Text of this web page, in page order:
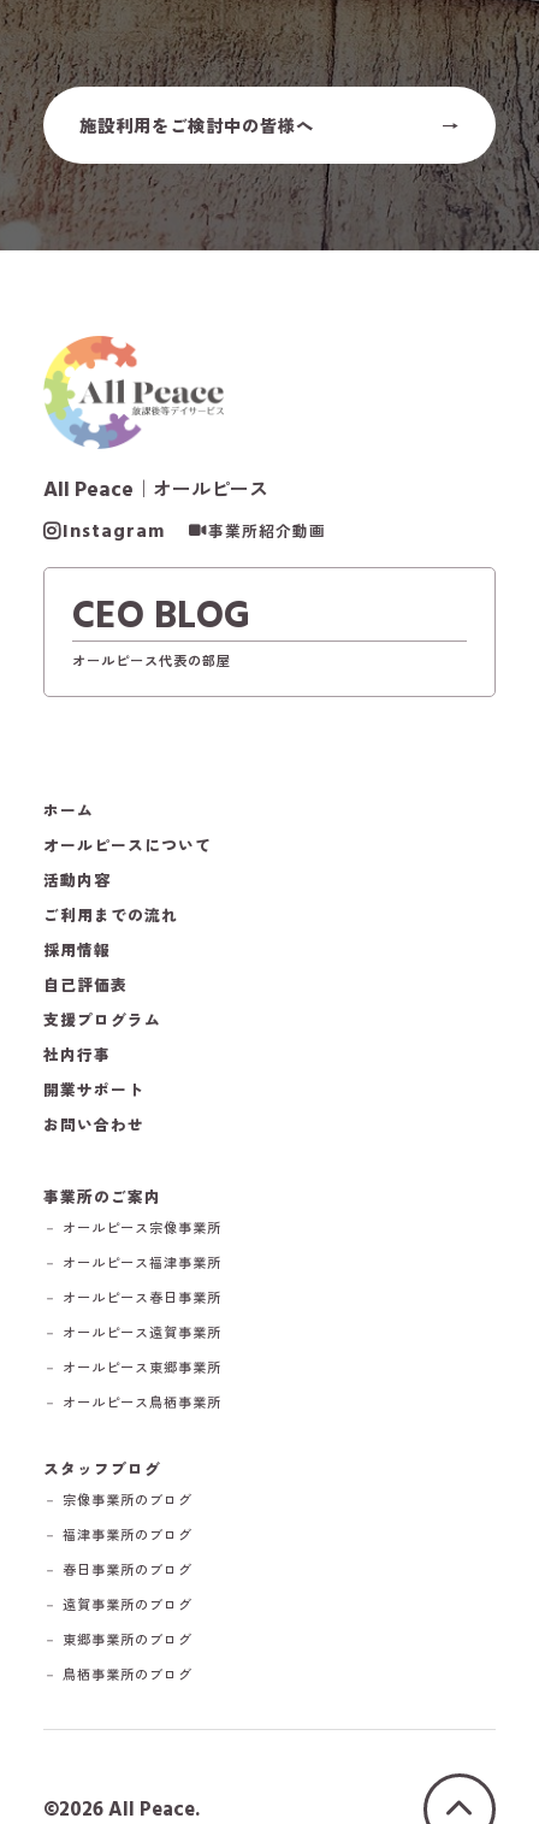
施設利用をご検討中の皆様へ
All Peace ｜オールピース
Instagram 事業所紹介動画
CEO BLOG
オールピース代表の部屋
ホーム
オールピースについて
活動内容
ご利用までの流れ
採用情報
自己評価表
支援プログラム
社内行事
開業サポート
お問い合わせ
事業所のご案内
－ オールピース宗像事業所
－ オールピース福津事業所
－ オールピース春日事業所
－ オールピース遠賀事業所
－ オールピース東郷事業所
－ オールピース鳥栖事業所
スタッフブログ
－ 宗像事業所のブログ
－ 福津事業所のブログ
－ 春日事業所のブログ
－ 遠賀事業所のブログ
－ 東郷事業所のブログ
－ 鳥栖事業所のブログ
©2026 All Peace.